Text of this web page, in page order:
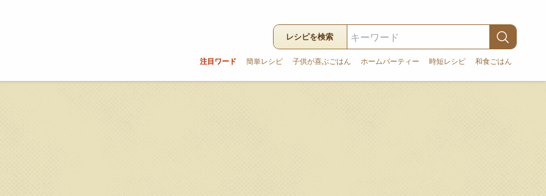
レシピを検索
注目ワード 簡単レシピ 子供が喜ぶごはん ホームパーティー 時短レシピ 和食ごはん